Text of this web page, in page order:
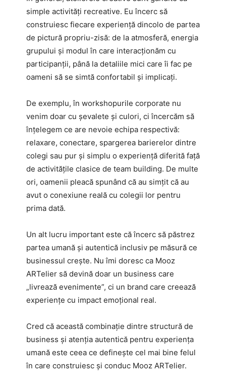
simple activități recreative. Eu încerc să
construiesc fiecare experiență dincolo de partea
de pictură propriu-zisă: de la atmosferă, energia
grupului și modul în care interacționăm cu
participanții, până la detaliile mici care îi fac pe
oameni să se simtă confortabil și implicați.
De exemplu, în workshopurile corporate nu
venim doar cu șevalete și culori, ci încercăm să
înțelegem ce are nevoie echipa respectivă:
relaxare, conectare, spargerea barierelor dintre
colegi sau pur și simplu o experiență diferită față
de activitățile clasice de team building. De multe
ori, oamenii pleacă spunând că au simțit că au
avut o conexiune reală cu colegii lor pentru
prima dată.
Un alt lucru important este că încerc să păstrez
partea umană și autentică inclusiv pe măsură ce
businessul crește. Nu îmi doresc ca Mooz
ARTelier să devină doar un business care
„livrează evenimente”, ci un brand care creează
experiențe cu impact emoțional real.
Cred că această combinație dintre structură de
business și atenția autentică pentru experiența
umană este ceea ce definește cel mai bine felul
în care construiesc și conduc Mooz ARTelier.